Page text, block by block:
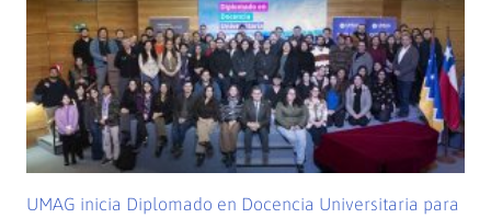
UMAG inicia Diplomado en Docencia Universitaria para